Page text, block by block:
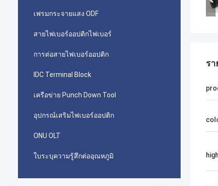
เฟรมกระจายแสง ODF
สายไฟเบอร์ออปติกไฟเบอร์
การต่อสายไฟเบอร์ออปติก
IDC Terminal Block
เครือข่าย Punch Down Tool
อุปกรณ์เสริมไฟเบอร์ออปติก
ONU OLT
ใบระบุความรู้สึกต่ออุณหภูมิ
ร